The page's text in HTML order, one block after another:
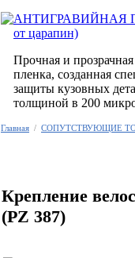
АНТИГРАВИЙНАЯ
от царапин)
Прочная и
пленка, созданная
защиты кузовных
толщиной в 200
Главная / СОПУТСТВУЮЩИЕ
Крепление
(PZ 387)